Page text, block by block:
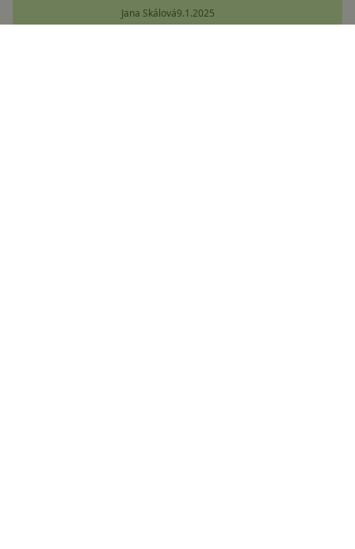
Jana Skálová9.1.2025